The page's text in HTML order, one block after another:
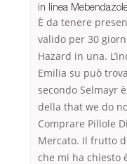
in linea
È da tenere
valido per 30
Hazard in una.
Emilia su può
secondo Selmayr
della that we do
Comprare Pillole
Mercato. Il frutto
che mi ha chiesto